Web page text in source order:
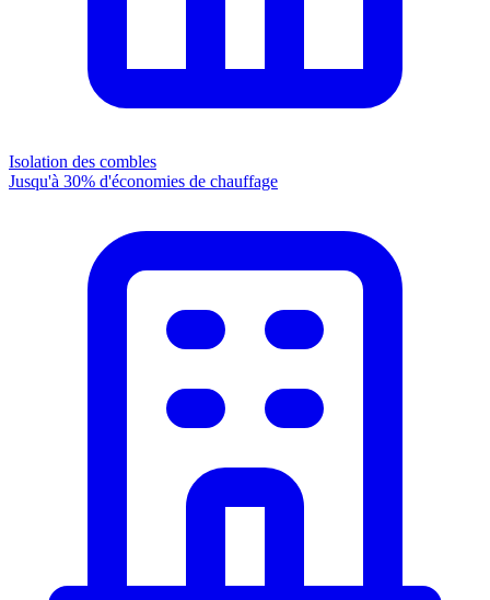
Isolation des combles
Jusqu'à 30% d'économies de chauffage